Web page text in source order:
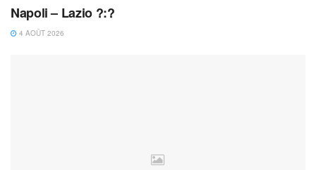
Napoli – Lazio ?:?
4 AOÛT 2026